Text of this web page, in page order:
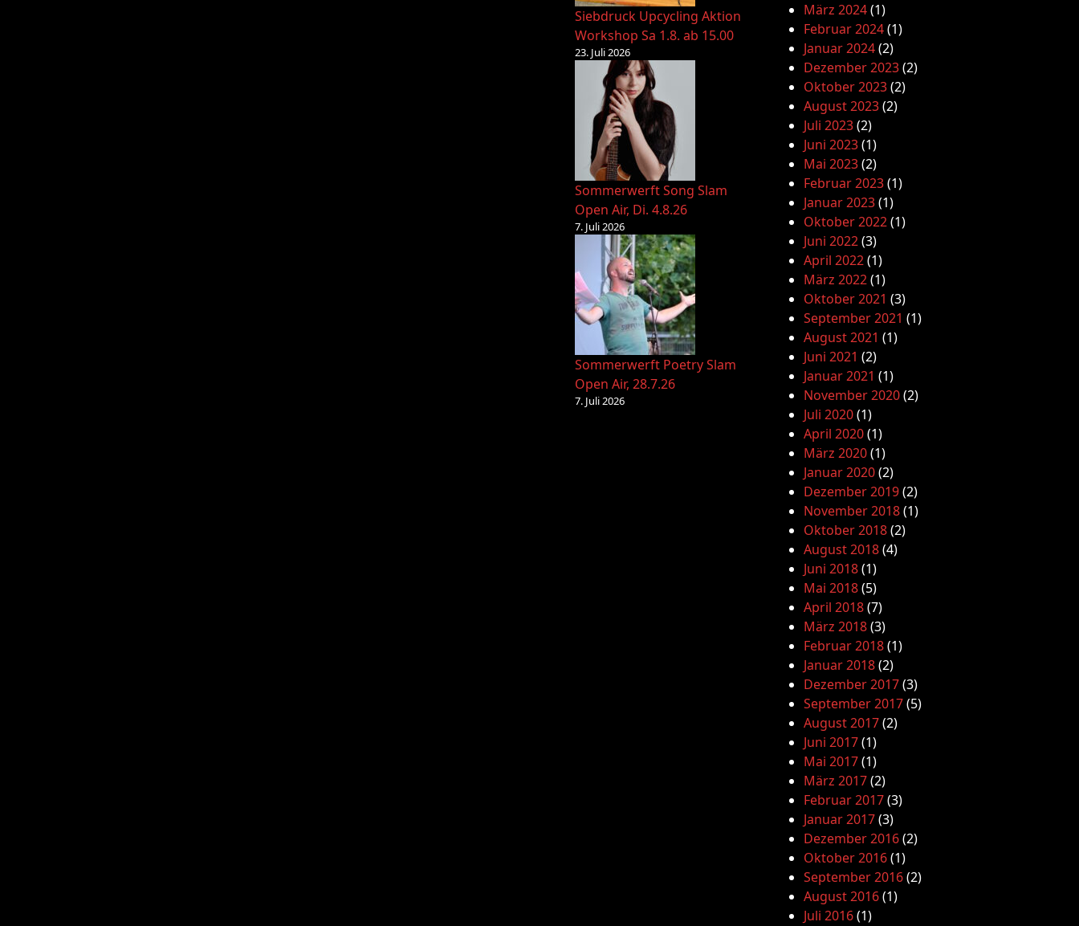
Siebdruck Upcycling Aktion
Workshop Sa 1.8. ab 15.00
23. Juli 2026
Sommerwerft Song Slam
Open Air, Di. 4.8.26
7. Juli 2026
Sommerwerft Poetry Slam
Open Air, 28.7.26
7. Juli 2026
März 2024(1)
Februar 2024(1)
Januar 2024(2)
Dezember 2023(2)
Oktober 2023(2)
August 2023(2)
Juli 2023(2)
Juni 2023(1)
Mai 2023(2)
Februar 2023(1)
Januar 2023(1)
Oktober 2022(1)
Juni 2022(3)
April 2022(1)
März 2022(1)
Oktober 2021 (3)
September 2021 (1)
August 2021 (1)
Juni 2021 (2)
Januar 2021 (1)
November 2020(2)
Juli 2020(1)
April 2020(1)
März 2020(1)
Januar 2020(2)
Dezember 2019(2)
November 2018(1)
Oktober 2018(2)
August 2018(4)
Juni 2018(1)
Mai 2018(5)
April 2018(7)
März 2018(3)
Februar 2018(1)
Januar 2018(2)
Dezember 2017(3)
September 2017(5)
August 2017(2)
Juni 2017(1)
Mai 2017(1)
März 2017(2)
Februar 2017(3)
Januar 2017(3)
Dezember 2016(2)
Oktober 2016(1)
September 2016(2)
August 2016(1)
Juli 2016(1)